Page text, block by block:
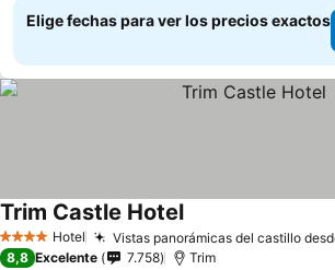
Elige fechas para ver los precios exactos
4 EstrellasHotel Vistas panorámicas del castillo
Trim Castle Hotel
8,8 Excelente 7.758 Trim